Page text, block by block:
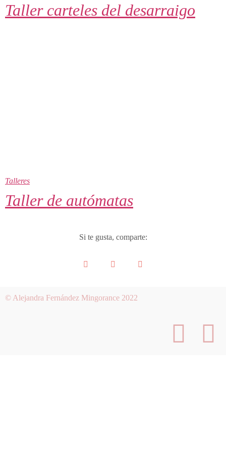
Taller carteles del desarraigo
Talleres
Taller de autómatas
Si te gusta, comparte:
© Alejandra Fernández Mingorance 2022